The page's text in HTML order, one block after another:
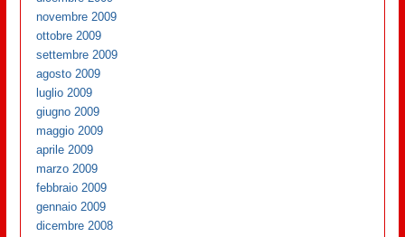
novembre 2009
ottobre 2009
settembre 2009
agosto 2009
luglio 2009
giugno 2009
maggio 2009
aprile 2009
marzo 2009
febbraio 2009
gennaio 2009
dicembre 2008